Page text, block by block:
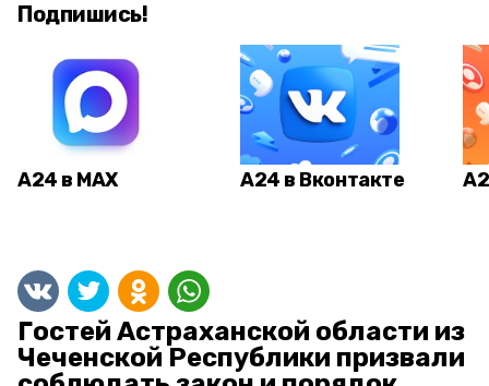
Подпишись!
А24 в MAX А24 в Вконтакте
Гостей Астраханской области из
Чеченской Республики призвали